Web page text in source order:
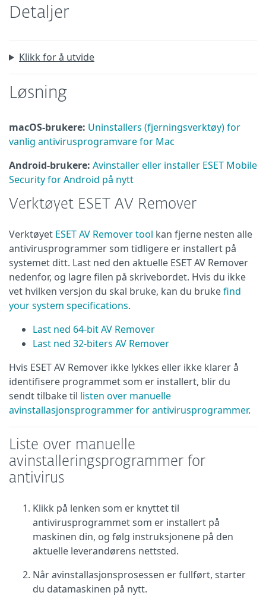
Detaljer
Klikk for å utvide
Løsning
macOS-brukere: Uninstallers (fjerningsverktøy) for
vanlig antivirusprogramvare for Mac
Android-brukere: Avinstaller eller installer ESET Mobile
Security for Android på nytt
Verktøyet ESET AV Remover
Verktøyet ESET AV Remover tool kan fjerne nesten alle
antivirusprogrammer som tidligere er installert på
systemet ditt. Last ned den aktuelle ESET AV Remover
nedenfor, og lagre filen på skrivebordet. Hvis du ikke
vet hvilken versjon du skal bruke, kan du brukefind
your system specifications.
Last ned 64-bit AV Remover
Last ned 32-biters AV Remover
Hvis ESET AV Remover ikke lykkes eller ikke klarer å
identifisere programmet som er installert, blir du
sendt tilbake til listen over manuelle
avinstallasjonsprogrammer for antivirusprogrammer.
Liste over manuelle
avinstalleringsprogrammer for
antivirus
Klikk på lenken som er knyttet til
antivirusprogrammet som er installert på
maskinen din, og følg instruksjonene på den
aktuelle leverandørens nettsted.
Når avinstallasjonsprosessen er fullført, starter
du datamaskinen på nytt.